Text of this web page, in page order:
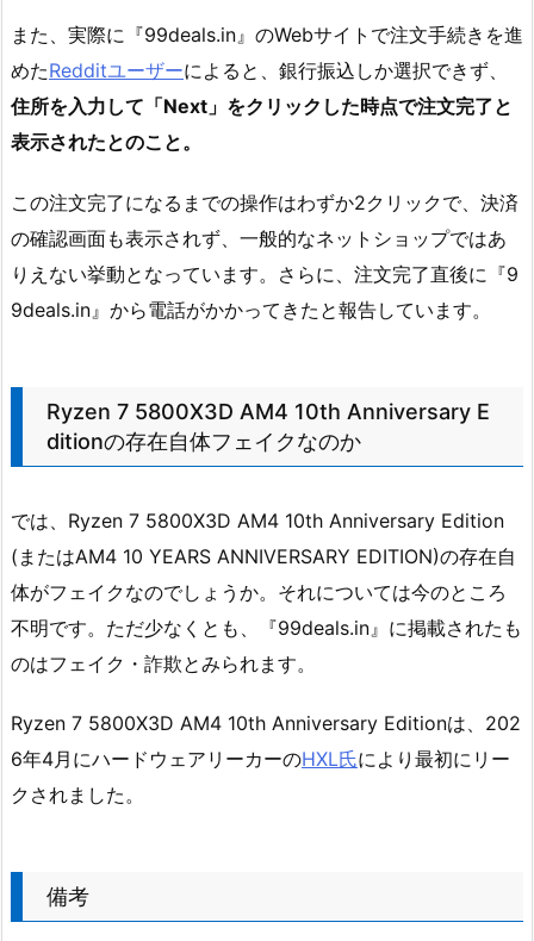
また、実際に『99deals.in』のWebサイトで注文手続きを進
めたRedditユーザーによると、銀行振込しか選択できず、
住所を入力して「Next」をクリックした時点で注文完了と
表示されたとのこと。
この注文完了になるまでの操作はわずか2クリックで、決済
の確認画面も表示されず、一般的なネットショップではあ
りえない挙動となっています。さらに、注文完了直後に『9
9deals.in』から電話がかかってきたと報告しています。
Ryzen 7 5800X3D AM4 10th Anniversary E
ditionの存在自体フェイクなのか
では、Ryzen 7 5800X3D AM4 10th Anniversary Edition
(またはAM4 10 YEARS ANNIVERSARY EDITION)の存在自
体がフェイクなのでしょうか。それについては今のところ
不明です。ただ少なくとも、『99deals.in』に掲載されたも
のはフェイク・詐欺とみられます。
Ryzen 7 5800X3D AM4 10th Anniversary Editionは、202
6年4月にハードウェアリーカーのHXL氏により最初にリー
クされました。
備考